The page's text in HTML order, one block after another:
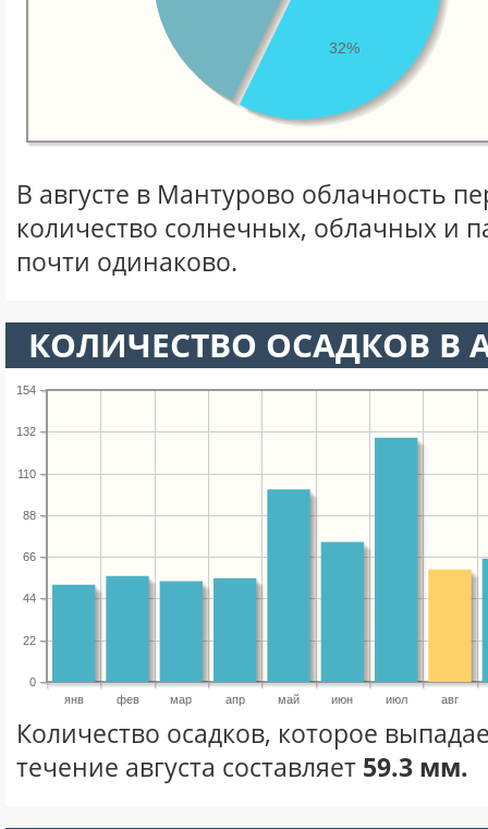
32%
В августе в Мантурово облачность
количество солнечных, облачных и
почти одинаково.
КОЛИЧЕСТВО ОСАДКОВ В
янв фев мар апр май июн июл авг
0
22
44
66
88
110
132
154
Количество осадков, которое
течение августа составляет 59.3 мм.